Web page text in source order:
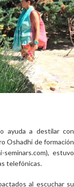
ayuda a destilar con
Oshadhi de formación
estuvo
telefónicas.
al escuchar su